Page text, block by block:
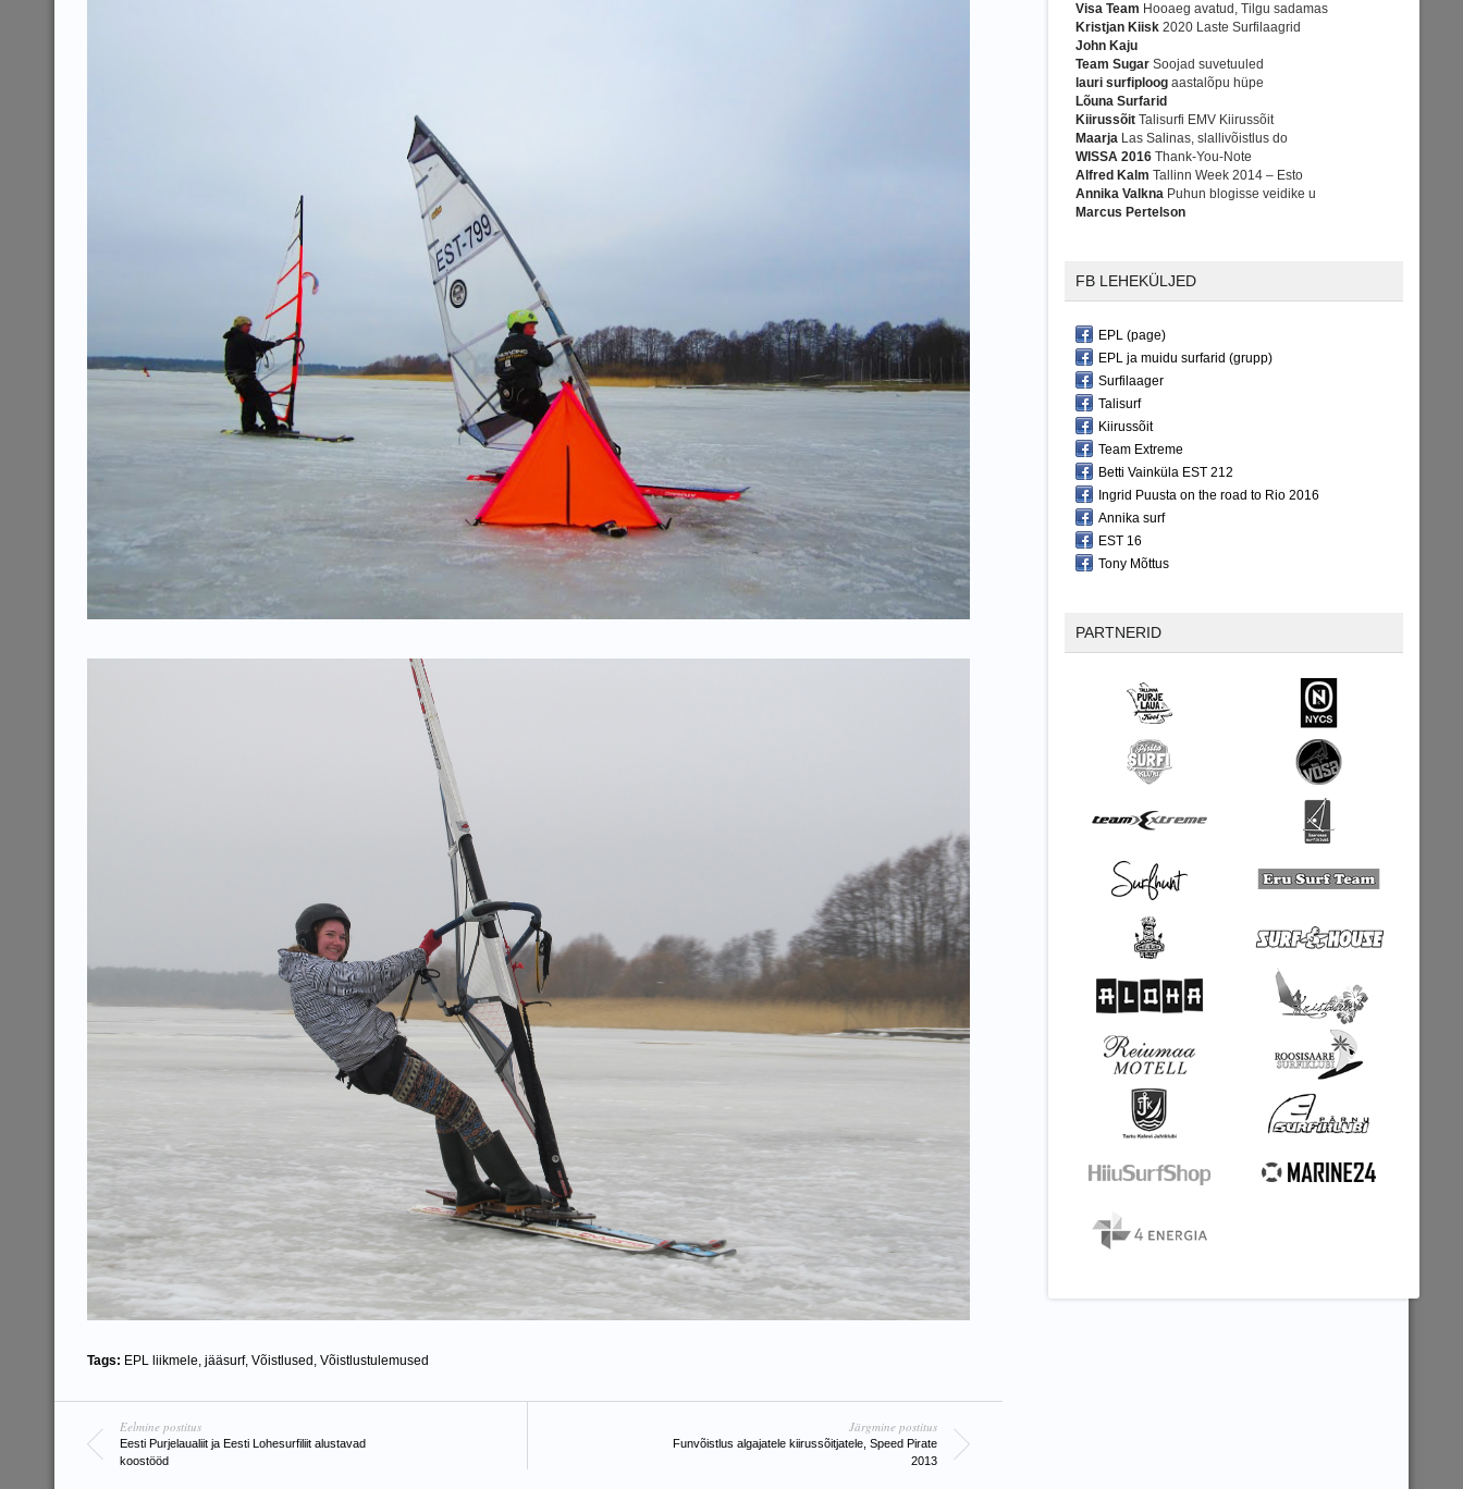
Tags: EPL liikmele, jääsurf, Võistlused , Võistlustulemused
Eelmine postitus
Eesti Purjelaualiit ja Eesti Lohesurfiliit alustavad
koostööd
Järgmine postitus
Funvõistlus algajatele kiirussõitjatele, Speed Pirate
2013
Visa Team Hooaeg avatud, Tilgu sadamas
Kristjan Kiisk 2020 Laste Surfilaagrid
John Kaju
Team Sugar Soojad suvetuuled
lauri surfiploog aastalõpu hüpe
Lõuna Surfarid
Kiirussõit Talisurfi EMV Kiirussõit
Maarja Las Salinas, slallivõistlus do
WISSA 2016 Thank-You-Note
Alfred Kalm Tallinn Week 2014 – Esto
Annika Valkna Puhun blogisse veidike u
Marcus Pertelson
FB LEHEKÜLJED
EPL (page)
EPL ja muidu surfarid (grupp)
Surfilaager
Talisurf
Kiirussõit
Team Extreme
Betti Vainküla EST 212
Ingrid Puusta on the road to Rio 2016
Annika surf
EST 16
Tony Mõttus
PARTNERID